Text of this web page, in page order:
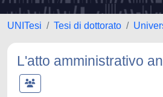
UNITesi Tesi di dottorato
L'atto amministrativo